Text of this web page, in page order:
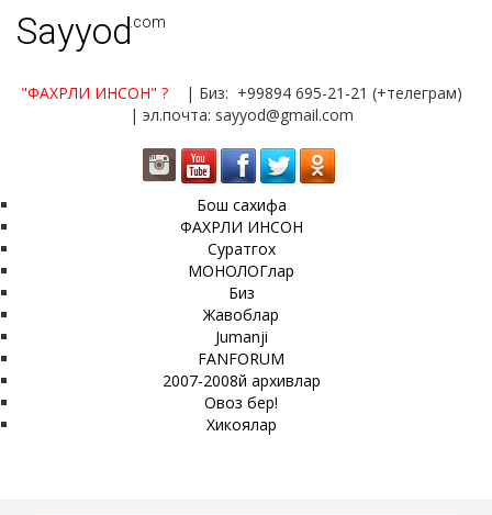
Sayyod.com
"ФАХРЛИ ИНСОН" ?
| Биз: +99894 695-21-21 (+телеграм)
| эл.почта: sayyod@gmail.com
Бош сахифа
ФАХРЛИ ИНСОН
Суратгох
МОНОЛОГлар
Биз
Жавоблар
Jumanji
FANFORUM
2007-2008й архивлар
Овоз бер!
Хикоялар